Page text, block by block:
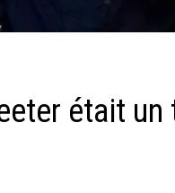
était un